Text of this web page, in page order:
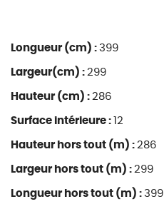
Longueur (cm) : 399
Largeur(cm) : 299
Hauteur (cm) : 286
Surface intérieure : 12
Hauteur hors tout (m) : 286
Largeur hors tout (m) : 299
Longueur hors tout (m) : 399